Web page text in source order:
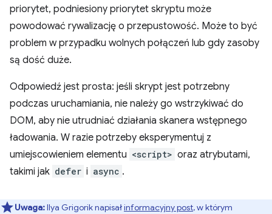
priorytet, podniesiony priorytet skryptu może
powodować rywalizację o przepustowość. Może to być
problem w przypadku wolnych połączeń lub gdy zasoby
są dość duże.
Odpowiedź jest prosta: jeśli skrypt jest potrzebny
podczas uruchamiania, nie należy go wstrzykiwać do
DOM, aby nie utrudniać działania skanera wstępnego
ładowania. W razie potrzeby eksperymentuj z
umiejscowieniem elementu <script> oraz atrybutami,
takimi jak defer i async .
Uwaga:Ilya Grigorik napisałinformacyjny post, w którym